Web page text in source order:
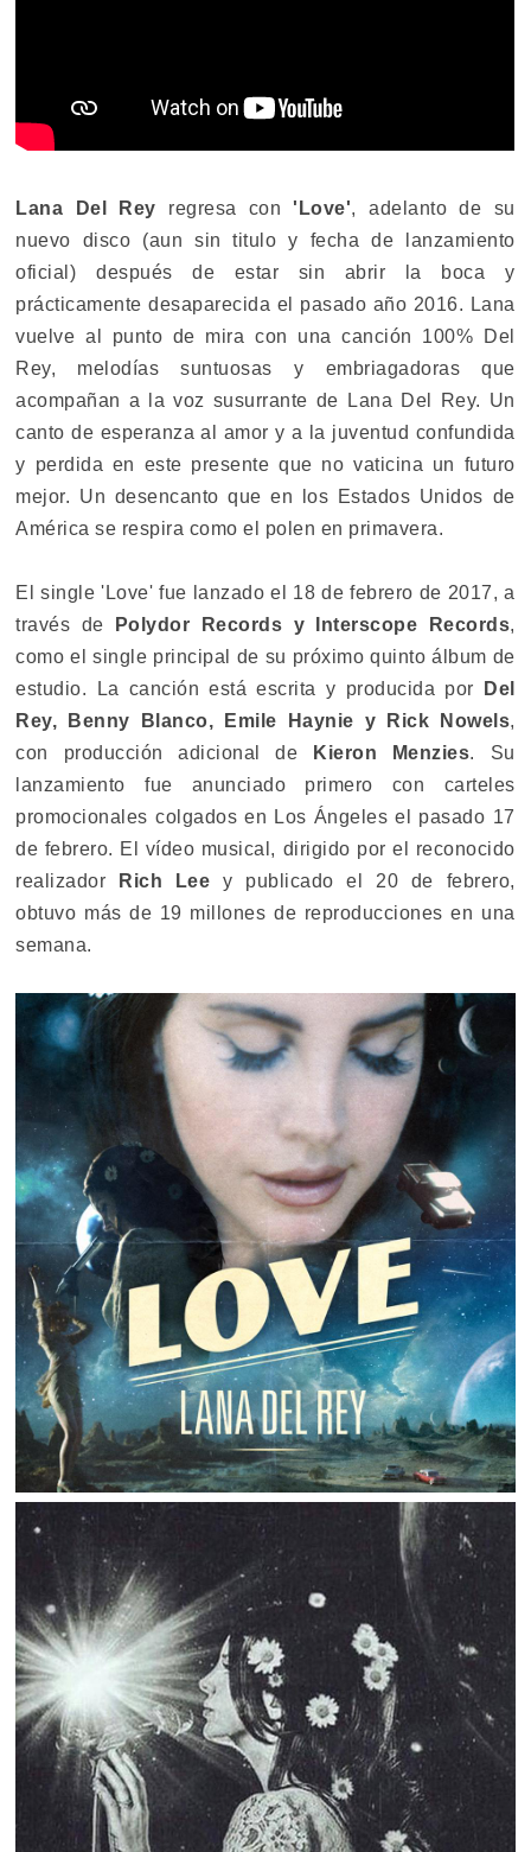
Lana Del Rey regresa con 'Love', adelanto de su
nuevo disco (aun sin titulo y fecha de lanzamiento
oficial) después de estar sin abrir la boca y
prácticamente desaparecida el pasado año 2016. Lana
vuelve al punto de mira con una canción 100% Del
Rey, melodías suntuosas y embriagadoras que
acompañan a la voz susurrante de Lana Del Rey. Un
canto de esperanza al amor y a la juventud confundida
y perdida en este presente que no vaticina un futuro
mejor. Un desencanto que en los Estados Unidos de
América se respira como el polen en primavera.
El single 'Love' fue lanzado el 18 de febrero de 2017, a
través de
Polydor Records y Interscope Records,
como el single principal de su próximo quinto álbum de
estudio. La canción está escrita y producida por
Del
Rey, Benny Blanco, Emile Haynie y Rick Nowels,
con producción adicional de
Kieron Menzies. Su
lanzamiento fue anunciado primero con carteles
promocionales colgados en Los Ángeles el pasado 17
de febrero. El vídeo musical, dirigido por el reconocido
realizador
Rich Lee y publicado el 20 de febrero,
obtuvo más de 19 millones de reproducciones en una
semana.